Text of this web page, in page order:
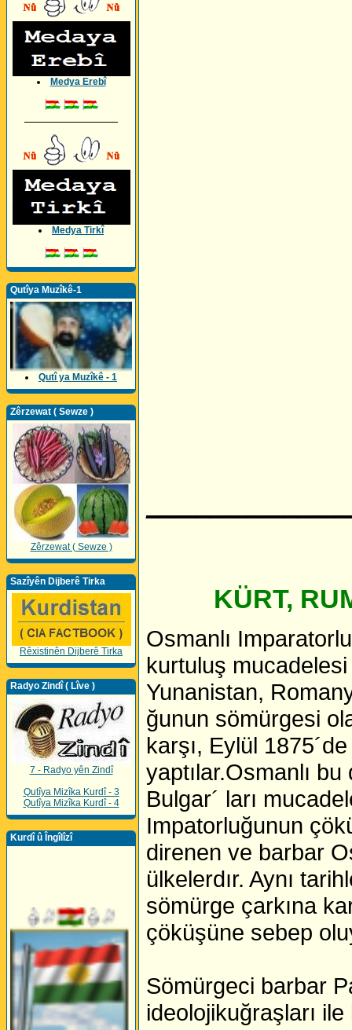
Medya Erebî
Medya Tirkî
Qutîya Muzîkê-1
Qutî ya Muzîkê - 1
Zêrzewat ( Sewze )
Zêrzewat ( Sewze )
Sazîyên Dijberê Tirka
Rêxistinên Dijberê Tirka
Radyo Zindî ( Lîve )
7 - Radyo yên Zindî
Qutîya Mizîka Kurdî - 3
Qutîya Mizîka Kurdî - 4
Kurdî û Îngîlîzî
KÜRT,
Osmanlı
kurtuluş mucadelesi
Yunanistan,
ğunun sömürgesi
karşı, Eylül
yaptılar.Osmanlı
Bulgar´ ları
Impatorluğunun
direnen ve barbar
ülkelerdır. Aynı
sömürge çarkına
çöküşüne sebep
Sömürgeci barbar
ideolojikuğraşları